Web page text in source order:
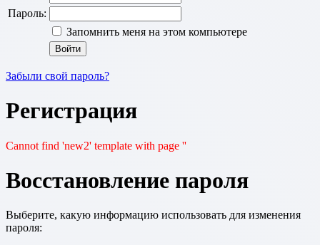
Пароль:
Запомнить меня на этом компьютере
Забыли свой пароль?
Регистрация
Cannot find 'new2' template with page ''
Восстановление пароля
Выберите, какую информацию использовать для изменения
пароля: